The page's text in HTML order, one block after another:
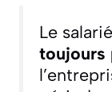
Le
toujours